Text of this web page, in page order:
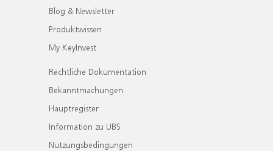
Blog & Newsletter
Produktwissen
My KeyInvest
Rechtliche Dokumentation
Bekanntmachungen
Hauptregister
Information zu UBS
Nutzungsbedingungen